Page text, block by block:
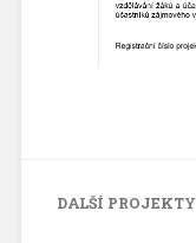
DALŠÍ PROJEKTY